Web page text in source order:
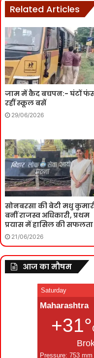
Related Articles
जाम में कैद बचपन:- घंटों
रहीं स्कूल बसें
29/06/2026
सोनबरसा की बेटी मधु
बनीं राजस्व अधिकारी, प्रथम
प्रयास में हासिल की सफलता
21/06/2026
आज का मौषम
Saturday
Maharashtra
+31°
Pressure: 753 mm